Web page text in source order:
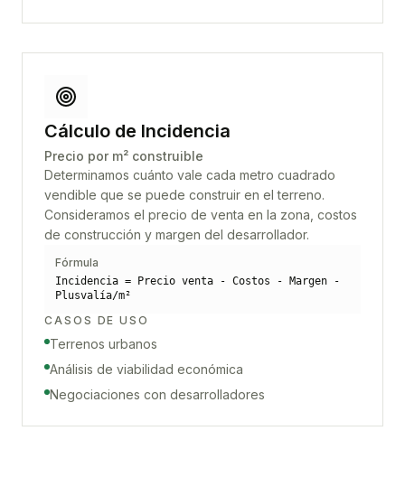
Cálculo de Incidencia
Precio por m² construible
Determinamos cuánto vale cada metro cuadrado
vendible que se puede construir en el terreno.
Consideramos el precio de venta en la zona, costos
de construcción y margen del desarrollador.
Fórmula
Incidencia = Precio venta - Costos - Margen -
Plusvalía/m²
CASOS DE USO
Terrenos urbanos
Análisis de viabilidad económica
Negociaciones con desarrolladores